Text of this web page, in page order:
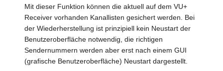
Mit dieser Funktion können die aktuell auf dem VU+
Receiver vorhanden Kanallisten gesichert werden. Bei
der Wiederherstellung ist prinzipiell kein Neustart der
Benutzeroberfläche notwendig, die richtigen
Sendernummern werden aber erst nach einem GUI
(grafische Benutzeroberfläche) Neustart dargestellt.